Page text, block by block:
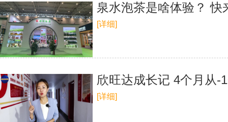
泉水泡茶是啥体验？ 快
[详细]
欣旺达成长记 4个月从-
[详细]